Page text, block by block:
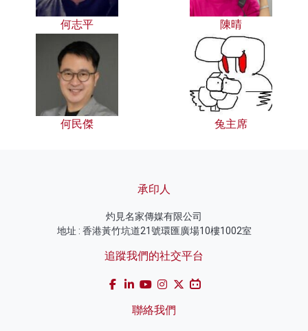
何志平 陳晴
何民傑 兔主席
承印人
灼見名家傳媒有限公司
地址 : 香港黃竹坑道21號環匯廣場10樓1002室
追蹤我們的社交平台
聯絡我們